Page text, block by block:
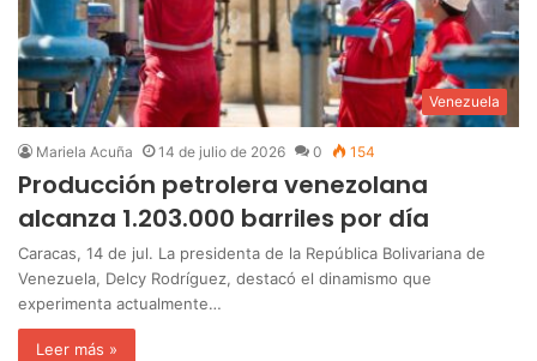
Venezuela
Mariela Acuña 14 de julio de 2026 0 154
Producción petrolera venezolana
alcanza 1.203.000 barriles por día
Caracas, 14 de jul. La presidenta de la República Bolivariana de
Venezuela, Delcy Rodríguez, destacó el dinamismo que
experimenta actualmente…
Leer más »